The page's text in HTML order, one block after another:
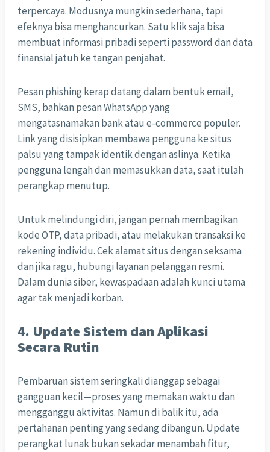
terpercaya. Modusnya mungkin sederhana, tapi
efeknya bisa menghancurkan. Satu klik saja bisa
membuat informasi pribadi seperti password dan data
finansial jatuh ke tangan penjahat.
Pesan phishing kerap datang dalam bentuk email,
SMS, bahkan pesan WhatsApp yang
mengatasnamakan bank atau e-commerce populer.
Link yang disisipkan membawa pengguna ke situs
palsu yang tampak identik dengan aslinya. Ketika
pengguna lengah dan memasukkan data, saat itulah
perangkap menutup.
Untuk melindungi diri, jangan pernah membagikan
kode OTP, data pribadi, atau melakukan transaksi ke
rekening individu. Cek alamat situs dengan seksama
dan jika ragu, hubungi layanan pelanggan resmi.
Dalam dunia siber, kewaspadaan adalah kunci utama
agar tak menjadi korban.
4. Update Sistem dan Aplikasi
Secara Rutin
Pembaruan sistem seringkali dianggap sebagai
gangguan kecil—proses yang memakan waktu dan
mengganggu aktivitas. Namun di balik itu, ada
pertahanan penting yang sedang dibangun. Update
perangkat lunak bukan sekadar menambah fitur,